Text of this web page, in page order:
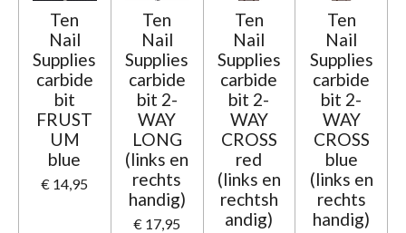
Ten
Nail
Supplies
carbide
bit
FRUST
UM
blue
€ 14,95
Ten
Nail
Supplies
carbide
bit 2-
WAY
LONG
(links en
rechts
handig)
€ 17,95
Ten
Nail
Supplies
carbide
bit 2-
WAY
CROSS
red
(links en
rechtsh
andig)
Ten
Nail
Supplies
carbide
bit 2-
WAY
CROSS
blue
(links en
rechts
handig)